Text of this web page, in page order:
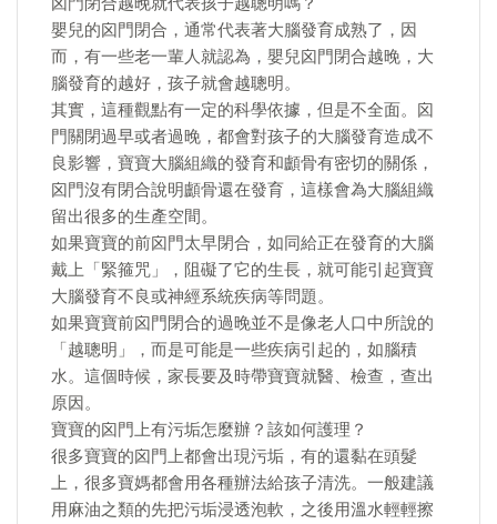
嬰兒的囟門閉合，通常代表著大腦發育成熟了，因
而，有一些老一輩人就認為，嬰兒囟門閉合越晚，大
腦發育的越好，孩子就會越聰明。
其實，這種觀點有一定的科學依據，但是不全面。囟
門關閉過早或者過晚，都會對孩子的大腦發育造成不
良影響，寶寶大腦組織的發育和顱骨有密切的關係，
囟門沒有閉合說明顱骨還在發育，這樣會為大腦組織
留出很多的生產空間。
如果寶寶的前囟門太早閉合，如同給正在發育的大腦
戴上「緊箍咒」，阻礙了它的生長，就可能引起寶寶
大腦發育不良或神經系統疾病等問題。
如果寶寶前囟門閉合的過晚並不是像老人口中所說的
「越聰明」，而是可能是一些疾病引起的，如腦積
水。這個時候，家長要及時帶寶寶就醫、檢查，查出
原因。
寶寶的囟門上有污垢怎麼辦？該如何護理？
很多寶寶的囟門上都會出現污垢，有的還黏在頭髮
上，很多寶媽都會用各種辦法給孩子清洗。一般建議
用麻油之類的先把污垢浸透泡軟，之後用溫水輕輕擦